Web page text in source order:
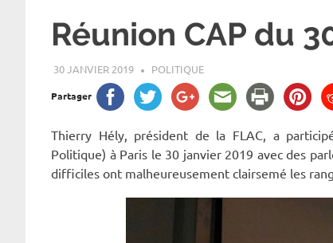
Réunion CAP du
30 JANVIER 2019 ROGER LAHANA
POLITIQUE
Partager
Thierry Hély, président de la FLAC, a
Politique) à Paris le 30 janvier 2019 avec des
difficiles ont malheureusement clairsemé les